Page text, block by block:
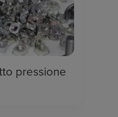
pressione